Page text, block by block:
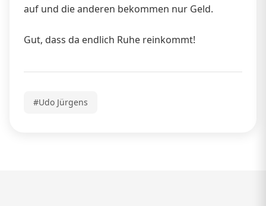
auf und die anderen bekommen nur Geld.
Gut, dass da endlich Ruhe reinkommt!
#Udo Jürgens